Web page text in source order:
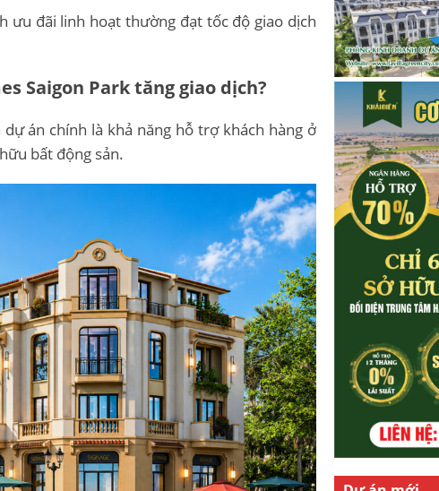
ưu đãi linh hoạt thường đạt tốc độ giao dịch
Saigon Park tăng giao dịch?
án chính là khả năng hỗ trợ khách hàng ở
bất động sản.